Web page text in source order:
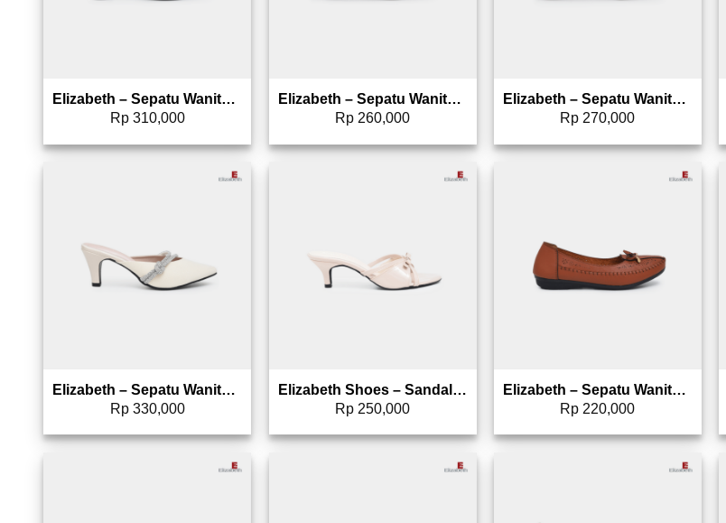
Elizabeth – Sepatu Wanita | Pantofel Heels 0347-0002
Rp310,000
Elizabeth – Sepatu Wanita | Flat Kasual 0608-0282
Rp 260,000
Elizabeth – Sepatu Wanita | Flat Kasual 0608-0281
Rp 270,000
Elizabeth – Sepatu Wanita | Selop 0347-0005
Rp330,000
Elizabeth Shoes – Sandal Wanita | Kitten Heels 0651-0498
Rp 250,000
Elizabeth – Sepatu Wanita | Flat Laser Cut 0492-0017
Rp 220,000